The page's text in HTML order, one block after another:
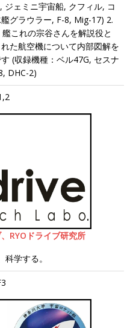
ェミニ宇宙船, クフィル, コ
グラウラー, F-8, Mig-17) 2.
これの宗谷さんを解説役と
た航空機について内部図解を
(収録機種：ベル47G, セスナ
DHC-2)
RYOドライブ研究所
科学する。